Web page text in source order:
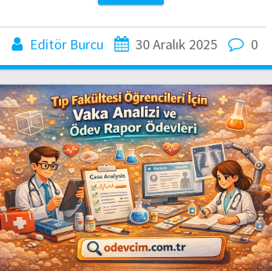
Editör Burcu 30 Aralık 2025 0